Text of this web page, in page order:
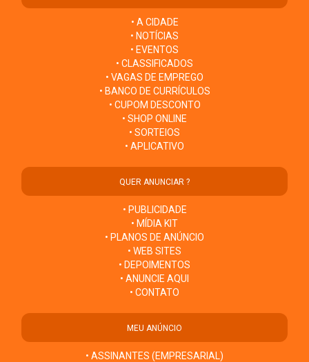
• A CIDADE
• NOTÍCIAS
• EVENTOS
• CLASSIFICADOS
• VAGAS DE EMPREGO
• BANCO DE CURRÍCULOS
• CUPOM DESCONTO
• SHOP ONLINE
• SORTEIOS
• APLICATIVO
QUER ANUNCIAR ?
• PUBLICIDADE
• MÍDIA KIT
• PLANOS DE ANÚNCIO
• WEB SITES
• DEPOIMENTOS
• ANUNCIE AQUI
• CONTATO
MEU ANÚNCIO
• ASSINANTES (EMPRESARIAL)